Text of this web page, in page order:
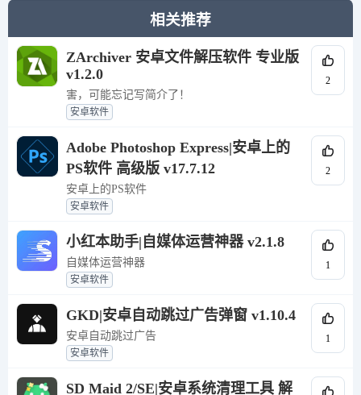
相关推荐
ZArchiver 安卓文件解压软件 专业版
v1.2.0
害，可能忘记写简介了！
安卓软件
2
Adobe Photoshop Express|安卓上的
PS软件 高级版 v17.7.12
安卓上的PS软件
安卓软件
2
小红本助手|自媒体运营神器 v2.1.8
自媒体运营神器
安卓软件
1
GKD|安卓自动跳过广告弹窗 v1.10.4
安卓自动跳过广告
安卓软件
1
SD Maid 2/SE|安卓系统清理工具 解